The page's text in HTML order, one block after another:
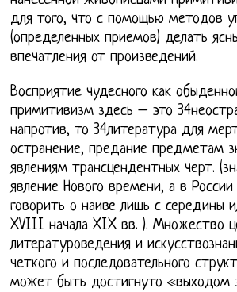
для того, что с помощью методов
(определенных приемов) делать
впечатления от произведений.
Восприятие чудесного как
примитивизм здесь – это
напротив, то 34литература для
остранение, предание предметам
явлениям трансцендентных черт.
явление Нового времени, а в
говорить о наиве лишь с середины
XVIII начала XIX вв. ). Множество
литературоведения и
четкого и последовательного
может быть достигнуто «выходом